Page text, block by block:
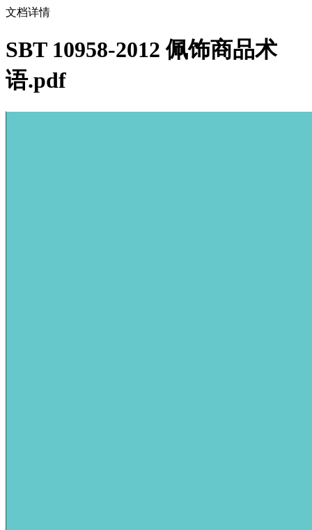
文档详情
SBT 10958-2012 佩饰商品术
语.pdf